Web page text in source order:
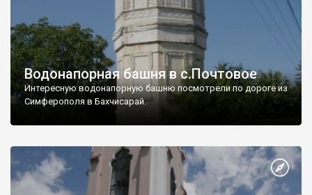
Водонапорная башня в с.Почтовое
Интересную водонапорную башню посмотрели по дороге из
Симферополя в Бахчисарай.